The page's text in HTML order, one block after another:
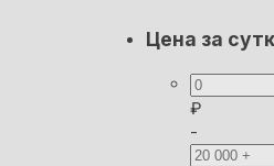
Цена за
₽
-